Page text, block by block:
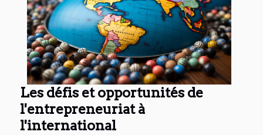
Les défis et opportunités de
l'entrepreneuriat à
l'international